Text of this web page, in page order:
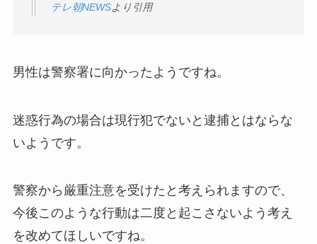
テレ朝NEWSより引用
男性は警察署に向かったようですね。
迷惑行為の場合は現行犯でないと逮捕とはならな
いようです。
警察から厳重注意を受けたと考えられますので、
今後このような行動は二度と起こさないよう考え
を改めてほしいですね。